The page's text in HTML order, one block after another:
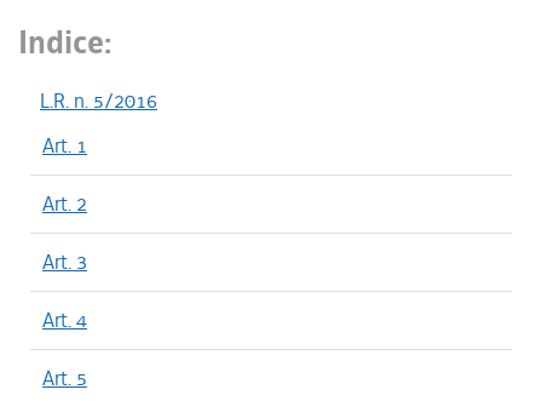
Indice:
L.R. n. 5/2016
Art. 1
Art. 2
Art. 3
Art. 4
Art. 5